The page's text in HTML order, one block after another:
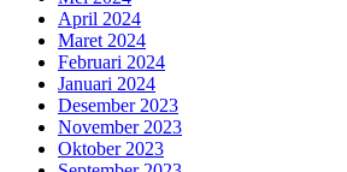
April 2024
Maret 2024
Februari 2024
Januari 2024
Desember 2023
November 2023
Oktober 2023